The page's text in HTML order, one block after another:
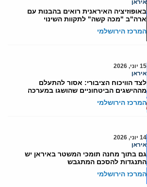
איראן
באופוזיציה האיראנית רואים בהבנות עם
ארה"ב "מכה קשה" לתקוות השינוי
המרכז הירושלמי
15 יוני, 2026
איראן
לצד הוויכוח הציבורי: אסור להתעלם
מההישגים הביטחוניים שהושגו במערכה
המרכז הירושלמי
14 יוני, 2026
איראן
גם בתוך מחנה תומכי המשטר באיראן יש
התנגדות להסכם המתגבש
המרכז הירושלמי